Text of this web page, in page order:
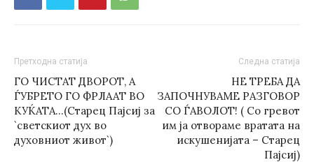
Претходна статија
ГО ЧИСТАТ ДВОРОТ, А
ЃУБРЕТО ГО ФРЛААТ ВО
КУЌАТА…(Старец Пајсиј за
`светскиот дух во
духовниот живот`)
Следна статија
НЕ ТРЕБА ДА
ЗАПОЧНУВАМЕ РАЗГОВОР
СО ЃАВОЛОТ! ( Со гревот
им ја отвораме вратата на
искушенијата – Старец
Пајсиј)